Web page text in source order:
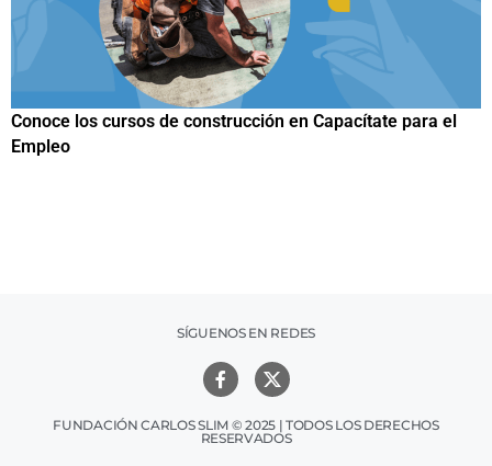
Papuchis y el Sueño Michoacano como alternativa
productiva
SÍGUENOS EN REDES
FUNDACIÓN CARLOS SLIM © 2025 | TODOS LOS DERECHOS
RESERVADOS